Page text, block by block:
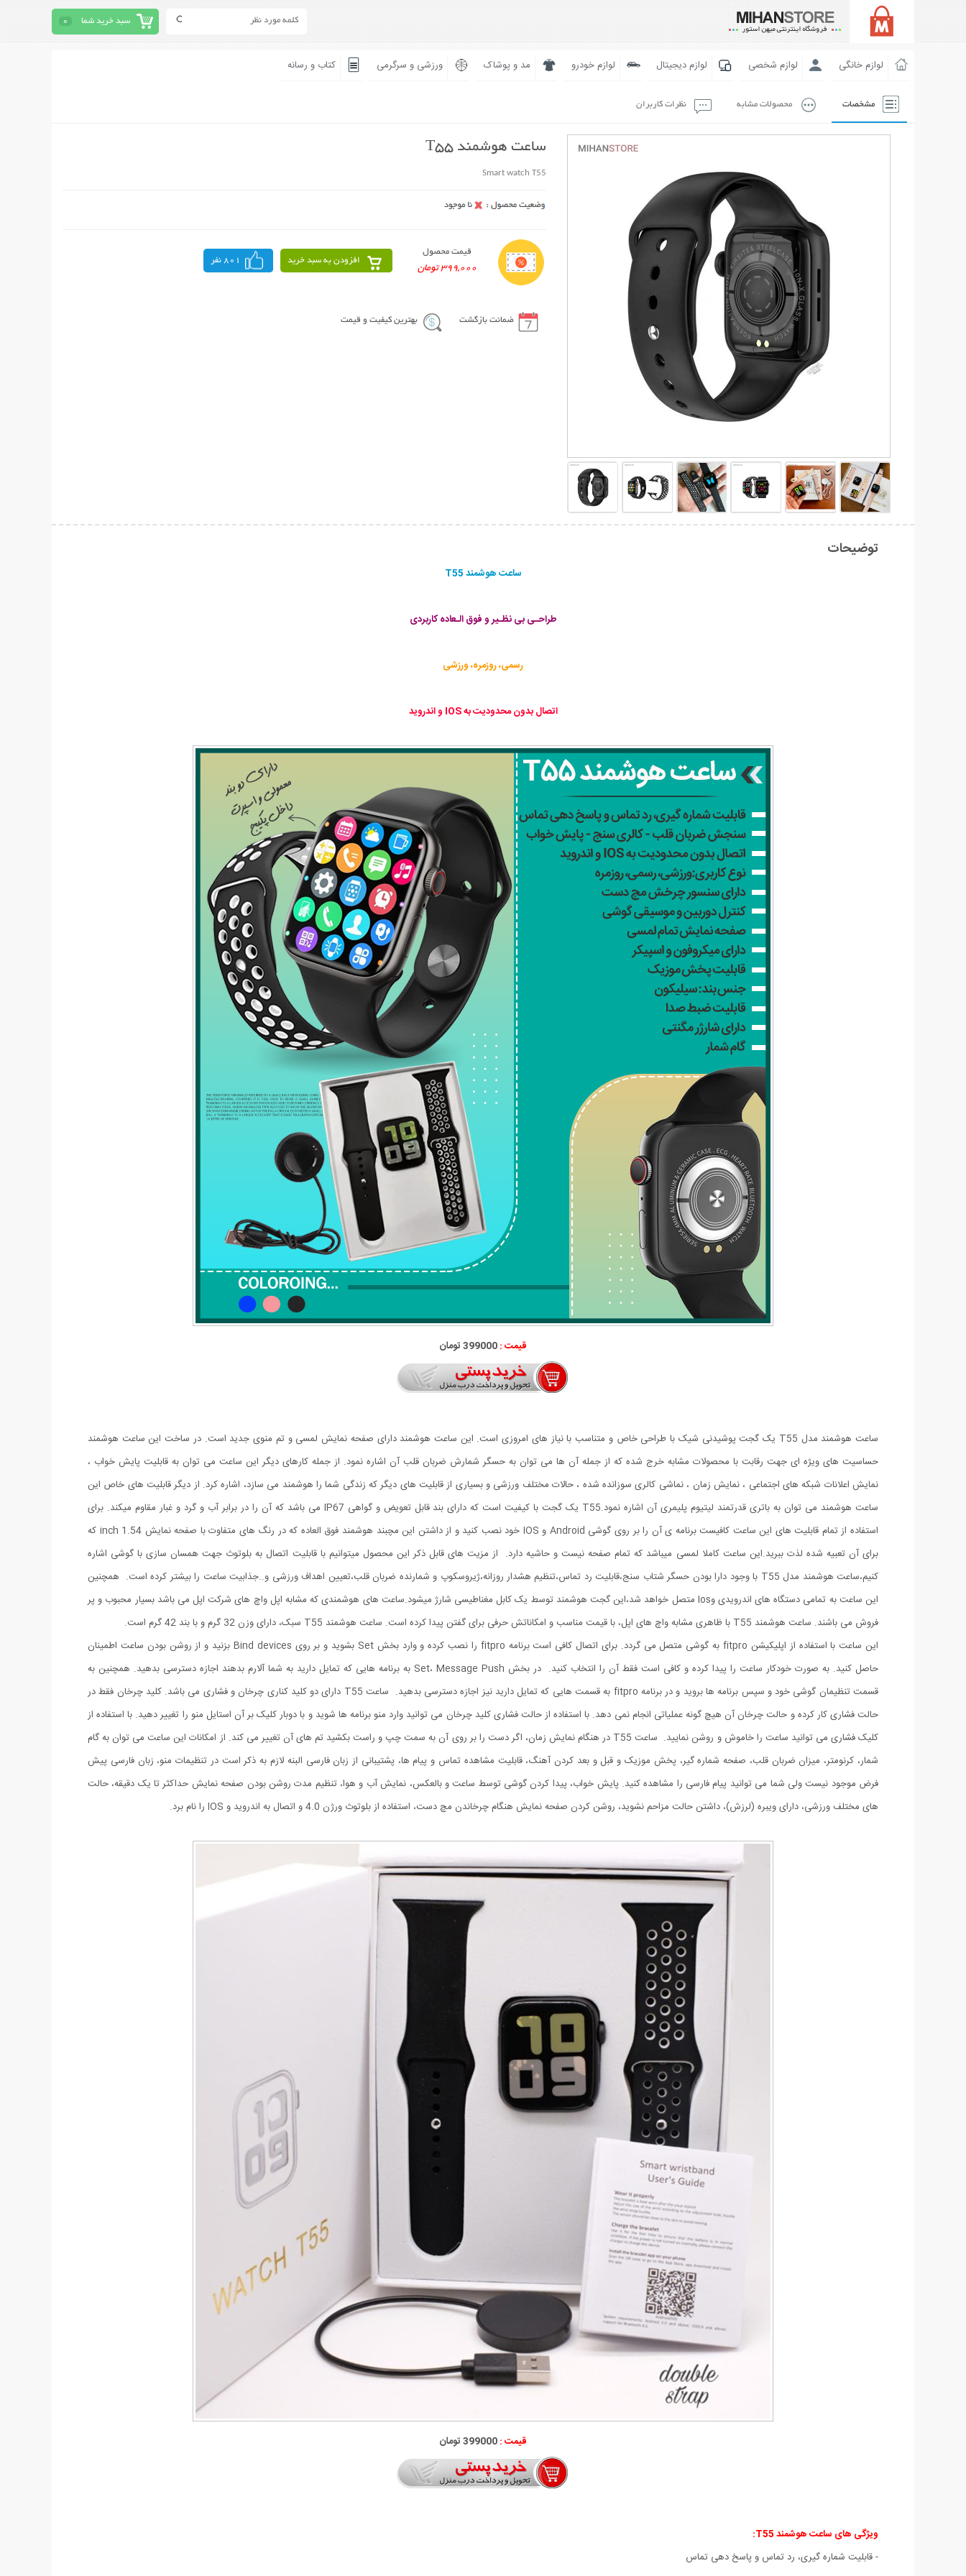
سبد خرید شما 0
لوازم خانگی لوازم شخصی لوازم دیجیتال لوازم خودرو مد و پوشاک ورزشی و سرگرمی کتاب و رسانه
مشخصات محصولات مشابه نظرات کاربران
ساعت هوشمند T55
Smart watch T55
قیمت محصول
399,000 تومان
افزودن به سبد خرید 801 نفر
ضمانت بازگشت بهترین کیفیت و قیمت
توضیحات
ساعت هوشمند T55
طراحـی بی نظـیر و فوق الـعاده کاربردی
رسمی، روزمره، ورزشی
اتصال بدون محدودیت به IOS و اندروید
قیمت :399000 تومان
ساعت هوشمند مدل T55 یک گجت پوشیدنی شیک با طراحی خاص و متناسب با نیاز های امروزی است. این ساعت هوشمند دارای صفحه نمایش لمسی و تم منوی جدید است. در ساخت این ساعت هوشمند
حساسیت های ویژه ای جهت رقابت با محصولات مشابه خرج شده که از جمله آن ها می توان به حسگر شمارش ضربان قلب آن اشاره نمود. از جمله کارهای دیگر این ساعت می توان به قابلیت پایش خواب ،
نمایش اعلانات شبکه های اجتماعی ، نمایش زمان ، نماشی کالری سوزانده شده ، حالات مختلف ورزشی و بسیاری از قابلیت های دیگر که زندگی شما را هوشمند می سازد، اشاره کرد. از دیگر قابلیت های خاص این
ساعت هوشمند می توان به باتری قدرتمند لیتیوم پلیمری آن اشاره نمود.T55 یک گجت با کیفیت است که دارای بند قابل تعویض و گواهی IP67 می باشد که آن را در برابر آب و گرد و غبار مقاوم میکند. برای
استفاده از تمام قابلیت های این ساعت کافیست برنامه ی آن را بر روی گوشی Android و IOS خود نصب کنید و از داشتن این مچبند هوشمند فوق العاده که در رنگ های متفاوت با صفحه نمایش 1.54 inch که
برای آن تعبیه شده لذت ببرید.این ساعت کاملا لمسی میباشد که تمام صفحه نیست و حاشیه دارد. از مزیت های قابل ذکر این محصول میتوانیم با قابلیت اتصال به بلوتوث جهت همسان سازی با گوشی اشاره
کنیم،ساعت هوشمند مدل T55 با وجود دارا بودن حسگر شتاب سنج،قابلیت رد تماس،تنظیم هشدار روزانه،ژیروسکوپ و شمارنده ضربان قلب،تعیین اهداف ورزشی و..جذابیت ساعت را بیشتر کرده است. همچنین
این ساعت به تمامی دستگاه های اندرویدی وIos متصل خواهد شد،این گجت هوشمند توسط یک کابل مغناطیسی شارژ میشود.ساعت های هوشمندی که مشابه اپل واچ های شرکت اپل می باشد بسیار محبوب و پر
فروش می باشند. ساعت هوشمند T55 با ظاهری مشابه واچ های اپل، با قیمت مناسب و امکاناتش حرفی برای گفتن پیدا کرده است. ساعت هوشمند T55 سبک، دارای وزن 32 گرم و با بند 42 گرم است.
این ساعت با استفاده از اپلیکیشن fitpro به گوشی متصل می گردد. برای اتصال کافی است برنامه fitpro را نصب کرده و وارد بخش Set بشوید و بر روی Bind devices بزنید و از روشن بودن ساعت اطمینان
حاصل کنید. به صورت خودکار ساعت را پیدا کرده و کافی است فقط آن را انتخاب کنید. در بخش Set، Message Push به برنامه هایی که تمایل دارید به شما آلارم بدهند اجازه دسترسی بدهید. همچنین به
قسمت تنظیمان گوشی خود و سپس برنامه ها بروید و در برنامه fitpro به قسمت هایی که تمایل دارید نیز اجازه دسترسی بدهید. ساعت T55 دارای دو کلید کناری چرخان و فشاری می باشد. کلید چرخان فقط در
حالت فشاری کار کرده و حالت چرخان آن هیچ گونه عملیاتی انجام نمی دهد. با استفاده از حالت فشاری کلید چرخان می توانید وارد منو برنامه ها شوید و با دوبار کلیک بر آن استایل منو را تغییر دهید. با استفاده از
کلیک فشاری می توانید ساعت را خاموش و روشن نمایید. ساعت T55 در هنگام نمایش زمان، اگر دست را بر روی آن به سمت چپ و راست بکشید تم های آن تغییر می کند. از امکانات این ساعت می توان به گام
شمار، کرنومتر، میزان ضربان قلب، صفحه شماره گیر، پخش موزیک و قبل و بعد کردن آهنگ، قابلیت مشاهده تماس و پیام ها، پشتیبانی از زبان فارسی البنه لازم به ذکر است در تنظیمات منو، زبان فارسی پیش
فرض موجود نیست ولی شما می توانید پیام فارسی را مشاهده کنید. پایش خواب، پیدا کردن گوشی توسط ساعت و بالعکس، نمایش آب و هوا، تنظیم مدت روشن بودن صفحه نمایش حداکثر تا یک دقیقه، حالت
های مختلف ورزشی، دارای ویبره (لرزش)، داشتن حالت مزاحم نشوید، روشن کردن صفحه نمایش هنگام چرخاندن مچ دست، استفاده از بلوتوث ورژن 4.0 و اتصال به اندروید و IOS را نام برد.
قیمت :399000 تومان
ویژگی های ساعت هوشمند T55
:
- قابلیت شماره گیری، رد تماس و پاسخ دهی تماس